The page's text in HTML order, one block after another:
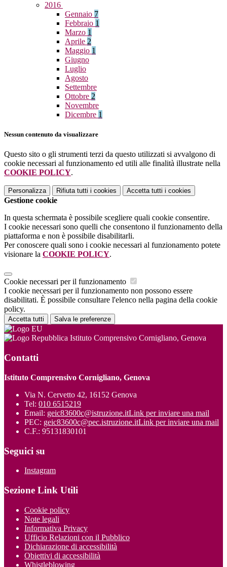
2016
Gennaio 7
Febbraio 1
Marzo 1
Aprile 2
Maggio 1
Giugno
Luglio
Agosto
Settembre
Ottobre 2
Novembre
Dicembre 1
Nessun contenuto da visualizzare
Questo sito o gli strumenti terzi da questo utilizzati si avvalgono di
cookie necessari al funzionamento ed utili alle finalità illustrate nella
COOKIE POLICY.
Personalizza Rifiuta tutti i cookies Accetta tutti i cookies
Gestione cookie
In questa schermata è possibile scegliere quali cookie consentire.
I cookie necessari sono quelli che consentono il funzionamento della
piattaforma e non è possibile disabilitarli.
Per conoscere quali sono i cookie necessari al funzionamento potete
visionare la COOKIE POLICY.
Cookie necessari per il funzionamento
I cookie necessari per il funzionamento non possono essere
disabilitati. È possibile consultare l'elenco nella pagina della cookie
policy.
Accetta tutti Salva le preferenze
Istituto Comprensivo Cornigliano, Genova
Contatti
Istituto Comprensivo Cornigliano, Genova
Via N. Cervetto 42, 16152 Genova
Tel: 010 6515219
Email: geic83600c@istruzione.itLink per inviare una mail
PEC: geic83600c@pec.istruzione.itLink per inviare una mail
C.F.: 95131830101
Seguici su
Instagram
Sezione Link Utili
Cookie policy
Note legali
Informativa Privacy
Ufficio Relazioni con il Pubblico
Dichiarazione di accessibilità
Obiettivi di accessibilità
Whistleblowing